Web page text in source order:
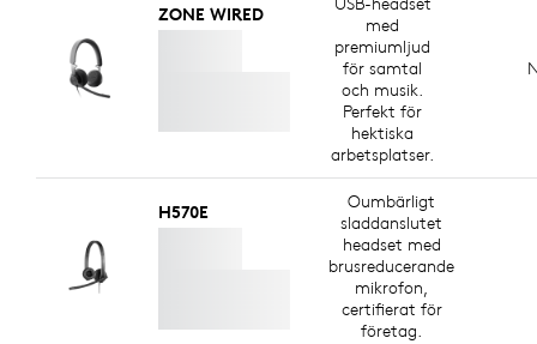
ZONE WIRED
med
premiumljud
för samtal
och musik.
Perfekt för
hektiska
arbetsplatser.
H570E
Oumbärligt
sladdanslutet
headset med
brusreducerande
mikrofon,
certifierat för
företag.